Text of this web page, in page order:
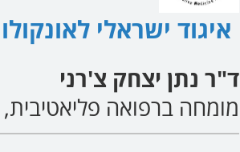
איגוד ישראלי
ד"ר נתן יצחק צ'רני
מומחה ברפואה